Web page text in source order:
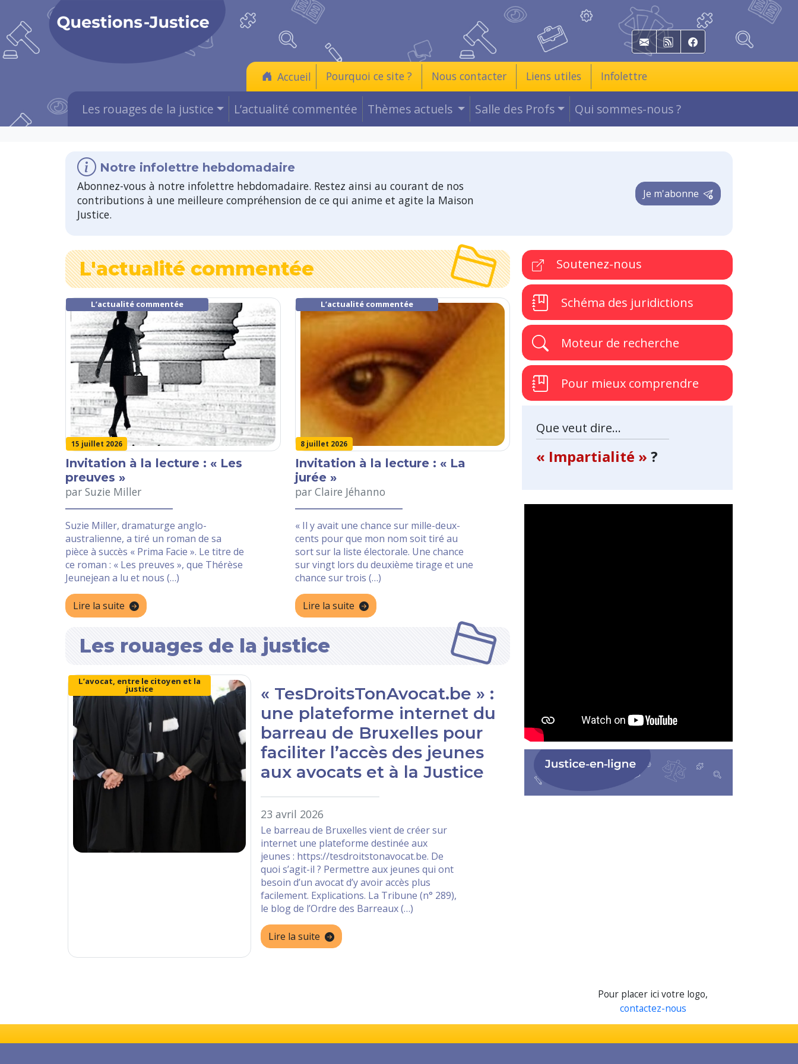
E-mail RSS Facebook
Accueil Pourquoi ce site ? Nous contacter Liens utiles Infolettre
Les rouages de la justice L’actualité commentée Thèmes actuels Salle des Profs Qui sommes-nous ?
Notre infolettre hebdomadaire
Abonnez-vous à notre infolettre hebdomadaire. Restez ainsi au courant de nos
contributions à une meilleure compréhension de ce qui anime et agite la Maison
Justice.
Je m'abonne
L'actualité commentée
L’actualité commentée
15 juillet 2026
Invitation à la lecture : « Les
preuves »
par Suzie Miller
Suzie Miller, dramaturge anglo-
australienne, a tiré un roman de sa
pièce à succès « Prima Facie ». Le titre de
ce roman : « Les preuves », que Thérèse
Jeunejean a lu et nous (…)
Lire la suite
L’actualité commentée
8 juillet 2026
Invitation à la lecture : « La
jurée »
par Claire Jéhanno
« Il y avait une chance sur mille-deux-
cents pour que mon nom soit tiré au
sort sur la liste électorale. Une chance
sur vingt lors du deuxième tirage et une
chance sur trois (…)
Lire la suite
Les rouages de la justice
L’avocat, entre le citoyen et la
justice
« TesDroitsTonAvocat.be » :
une plateforme internet du
barreau de Bruxelles pour
faciliter l’accès des jeunes
aux avocats et à la Justice
23 avril 2026
Le barreau de Bruxelles vient de créer sur
internet une plateforme destinée aux
jeunes : https://tesdroitstonavocat.be. De
quoi s’agit-il ? Permettre aux jeunes qui ont
besoin d’un avocat d’y avoir accès plus
facilement. Explications. La Tribune (n° 289),
le blog de l’Ordre des Barreaux (…)
Lire la suite
Soutenez-nous
Schéma des juridictions
Moteur de recherche
Pour mieux comprendre
Que veut dire...
« Impartialité »?
Pour placer ici votre logo,
contactez-nous